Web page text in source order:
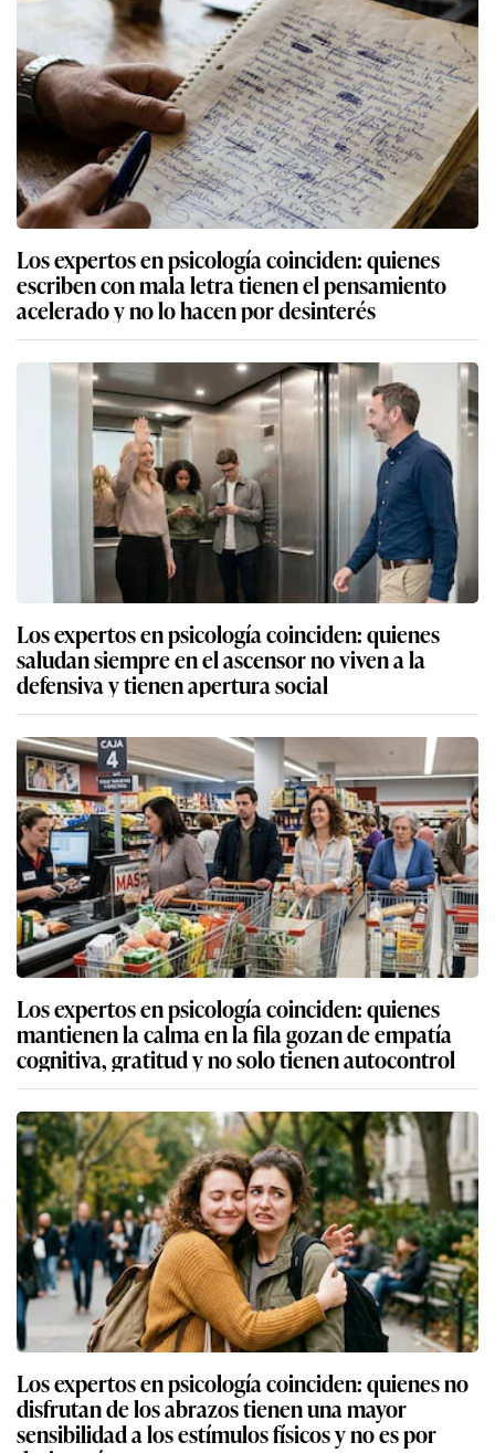
Los expertos en psicología coinciden: quienes
escriben con mala letra tienen el pensamiento
acelerado y no lo hacen por desinterés
Los expertos en psicología coinciden: quienes
saludan siempre en el ascensor no viven a la
defensiva y tienen apertura social
Los expertos en psicología coinciden: quienes
mantienen la calma en la fila gozan de empatía
cognitiva, gratitud y no solo tienen autocontrol
Los expertos en psicología coinciden: quienes no
disfrutan de los abrazos tienen una mayor
sensibilidad a los estímulos físicos y no es por